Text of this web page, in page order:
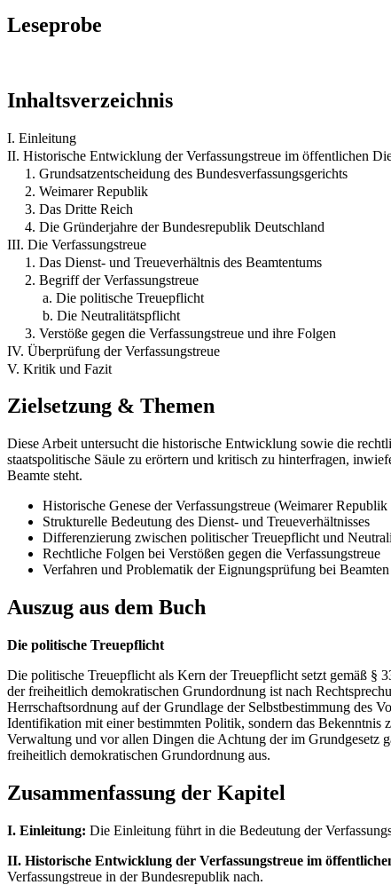
Leseprobe
Inhaltsverzeichnis
I. Einleitung
II. Historische Entwicklung der Verfassungstreue im öffentlichen
1. Grundsatzentscheidung des Bundesverfassungsgerichts
2. Weimarer Republik
3. Das Dritte Reich
4. Die Gründerjahre der Bundesrepublik Deutschland
III. Die Verfassungstreue
1. Das Dienst- und Treueverhältnis des Beamtentums
2. Begriff der Verfassungstreue
a. Die politische Treuepflicht
b. Die Neutralitätspflicht
3. Verstöße gegen die Verfassungstreue und ihre Folgen
IV. Überprüfung der Verfassungstreue
V. Kritik und Fazit
Zielsetzung & Themen
Diese Arbeit untersucht die historische Entwicklung sowie die
staatspolitische Säule zu erörtern und kritisch zu hinterfragen,
Beamte steht.
Historische Genese der Verfassungstreue (Weimarer Republik
Strukturelle Bedeutung des Dienst- und Treueverhältnisses
Differenzierung zwischen politischer Treuepflicht und
Rechtliche Folgen bei Verstößen gegen die Verfassungstreue
Verfahren und Problematik der Eignungsprüfung bei
Auszug aus dem Buch
Die politische Treuepflicht
Die politische Treuepflicht als Kern der Treuepflicht setzt gemäß §
der freiheitlich demokratischen Grundordnung ist nach
Herrschaftsordnung auf der Grundlage der Selbstbestimmung des
Identifikation mit einer bestimmten Politik, sondern das Bekenntnis
Verwaltung und vor allen Dingen die Achtung der im Grundgesetz
freiheitlich demokratischen Grundordnung aus.
Zusammenfassung der Kapitel
I. Einleitung: Die Einleitung führt in die Bedeutung der
II. Historische Entwicklung der Verfassungstreue im
Verfassungstreue in der Bundesrepublik nach.